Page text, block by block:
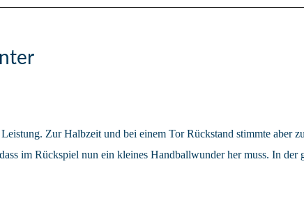
Zur Halbzeit und bei einem Tor Rückstand stimmte aber
im Rückspiel nun ein kleines Handballwunder her muss. In